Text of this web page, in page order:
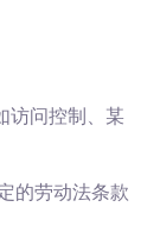
访问控制、某
的劳动法条款